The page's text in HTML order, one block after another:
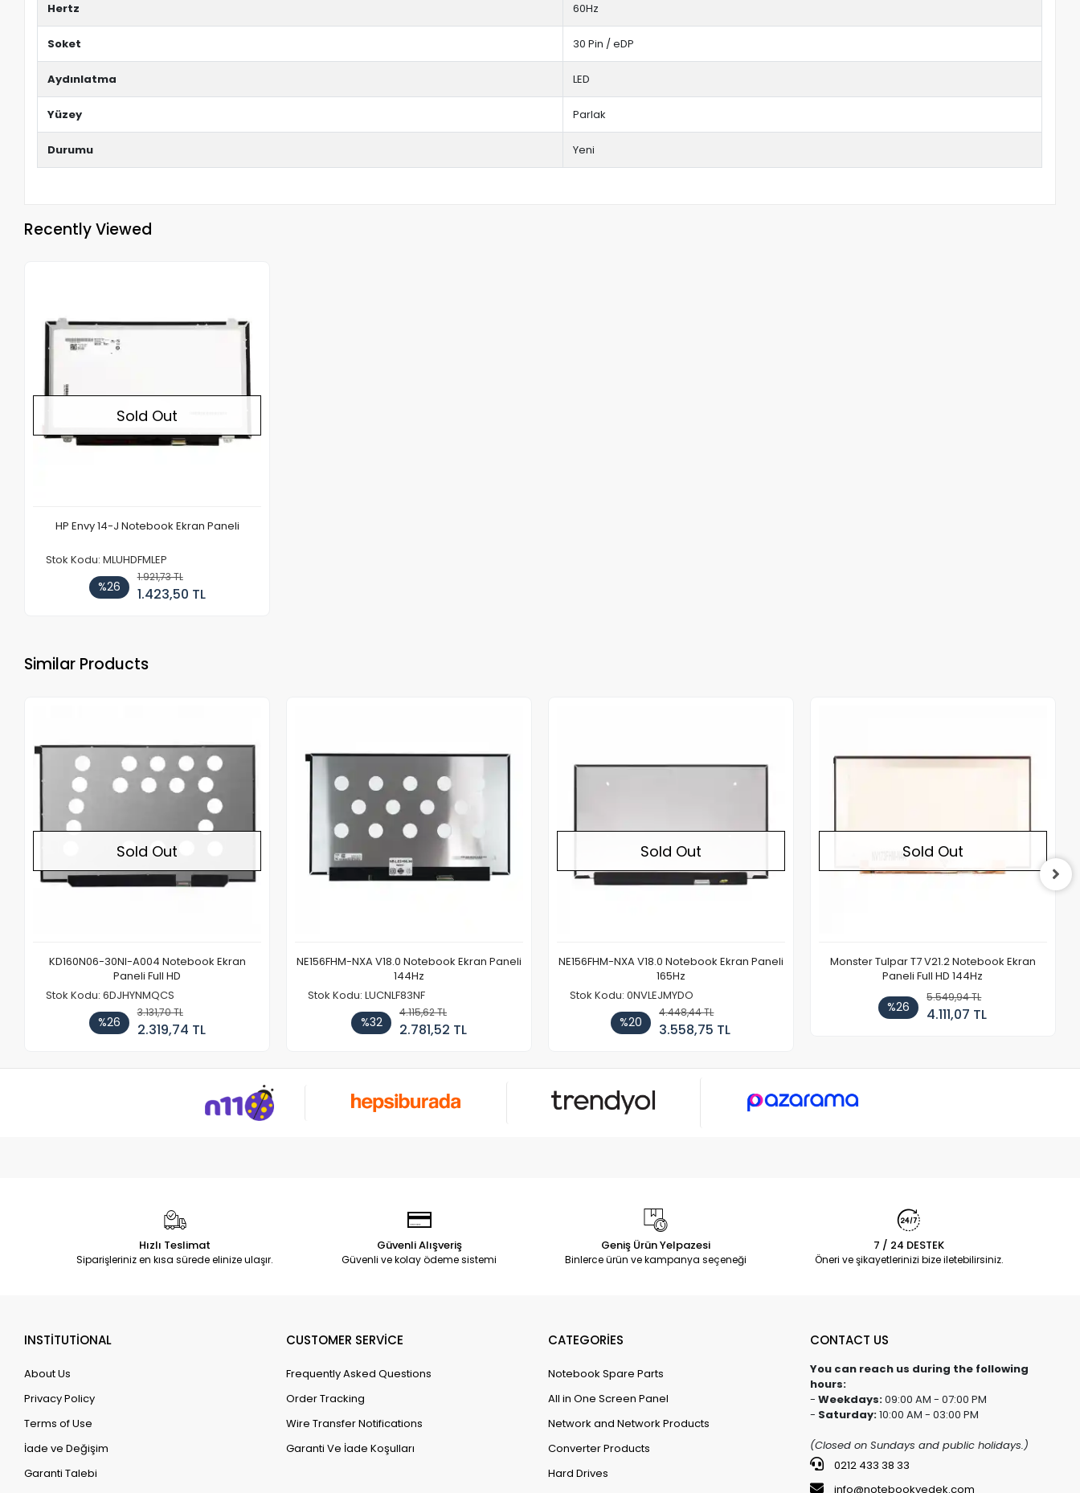
Hertz 60Hz
Soket 30 Pin / eDP
Aydınlatma LED
Yüzey Parlak
Durumu Yeni
Recently Viewed
Sold Out
HP Envy 14-J Notebook Ekran Paneli
Stok Kodu: MLUHDFMLEP
%26
1.921,73 TL
1.423,50 TL
Similar Products
Sold Out
KD160N06-30NI-A004 Notebook Ekran
Paneli Full HD
Stok Kodu: 6DJHYNMQCS
%26
3.131,70 TL
2.319,74 TL
NE156FHM-NXA V18.0 Notebook Ekran Paneli
144Hz
Stok Kodu: LUCNLF83NF
%32
4.115,62 TL
2.781,52 TL
Sold Out
NE156FHM-NXA V18.0 Notebook Ekran Paneli
165Hz
Stok Kodu: 0NVLEJMYDO
%20
4.448,44 TL
3.558,75 TL
Sold Out
Monster Tulpar T7 V21.2 Notebook Ekran
Paneli Full HD 144Hz
%26
5.549,94 TL
4.111,07 TL
Hızlı Teslimat
Siparişleriniz en kısa sürede elinize ulaşır.
Güvenli Alışveriş
Güvenli ve kolay ödeme sistemi
Geniş Ürün Yelpazesi
Binlerce ürün ve kampanya seçeneği
7 / 24 DESTEK
Öneri ve şikayetlerinizi bize iletebilirsiniz.
INSTİTUTİONAL
About Us
Privacy Policy
Terms of Use
İade ve Değişim
Garanti Talebi
CUSTOMER SERVİCE
Frequently Asked Questions
Order Tracking
Wire Transfer Notifications
Garanti Ve İade Koşulları
CATEGORİES
Notebook Spare Parts
All in One Screen Panel
Network and Network Products
Converter Products
Hard Drives
CONTACT US
You can reach us during the following
hours:
- Weekdays:09:00 AM - 07:00 PM
- Saturday:10:00 AM - 03:00 PM
(Closed on Sundays and public holidays.)
0212 433 38 33
info@notebookyedek.com